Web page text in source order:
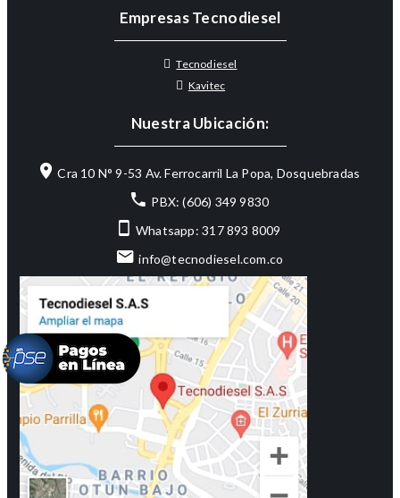
Empresas Tecnodiesel
Tecnodiesel
Kavitec
Nuestra Ubicación:
Cra 10 N° 9-53 Av. Ferrocarril La Popa, Dosquebradas
PBX: (606) 349 9830
Whatsapp: 317 893 8009
info@tecnodiesel.com.co